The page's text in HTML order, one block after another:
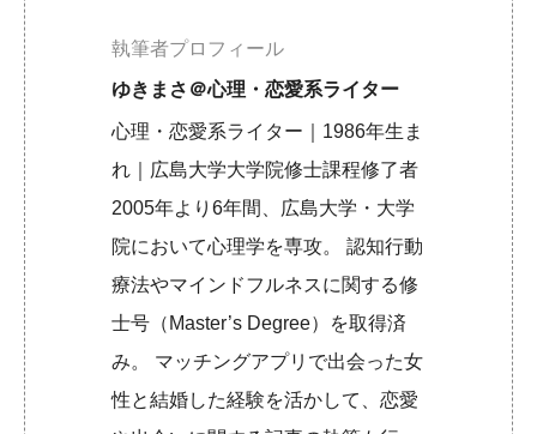
執筆者プロフィール
ゆきまさ＠心理・恋愛系ライター
心理・恋愛系ライター｜1986年生ま
れ｜広島大学大学院修士課程修了者
2005年より6年間、広島大学・大学
院において心理学を専攻。 認知行動
療法やマインドフルネスに関する修
士号（Master’s Degree）を取得済
み。 マッチングアプリで出会った女
性と結婚した経験を活かして、恋愛